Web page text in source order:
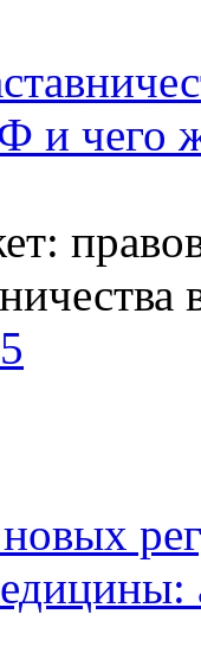
чего